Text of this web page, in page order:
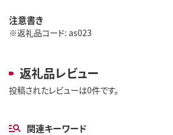
注意書き
※返礼品コード: as023
返礼品レビュー
投稿されたレビューは0件です。
関連キーワード